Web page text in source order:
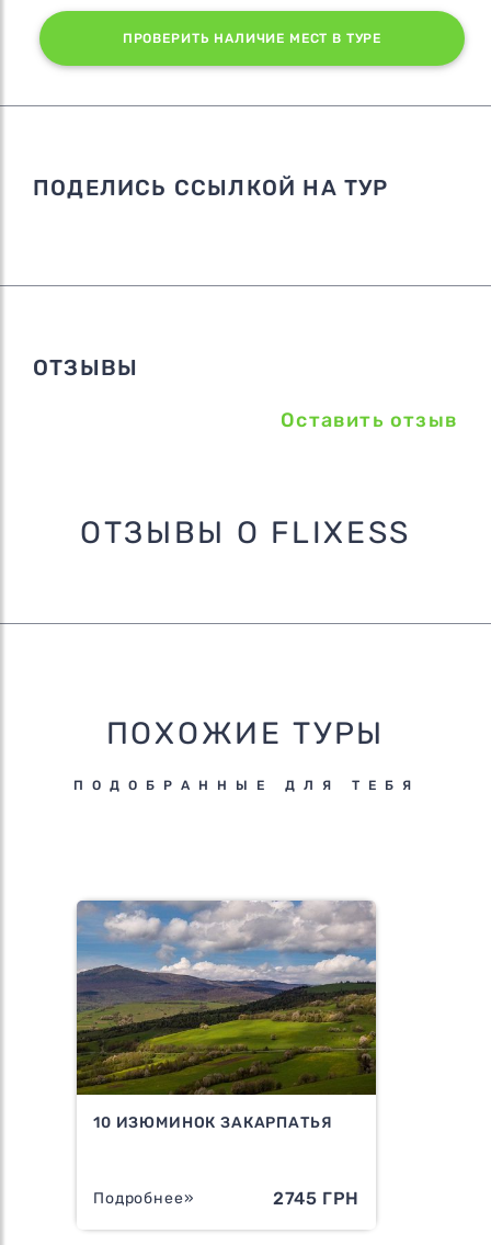
ПРОВЕРИТЬ НАЛИЧИЕ МЕСТ В ТУРЕ
ПОДЕЛИСЬ ССЫЛКОЙ НА ТУР
ОТЗЫВЫ
Оставить отзыв
ОТЗЫВЫ О FLIXESS
ПОХОЖИЕ ТУРЫ
ПОДОБРАННЫЕ ДЛЯ ТЕБЯ
10 ИЗЮМИНОК ЗАКАРПАТЬЯ
Подробнее» 2745 ГРН